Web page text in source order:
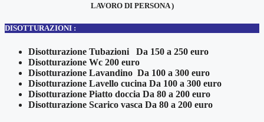
LAVORO DI PERSONA )
DISOTTURAZIONI :
Disotturazione Tubazioni Da 150 a 250 euro
Disotturazione Wc 200 euro
Disotturazione Lavandino Da 100 a 300 euro
Disotturazione Lavello cucina Da 100 a 300 euro
Disotturazione Piatto doccia Da 80 a 200 euro
Disotturazione Scarico vasca Da 80 a 200 euro